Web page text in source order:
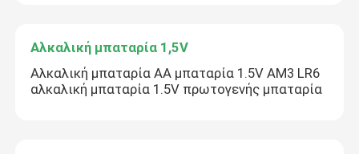
Αλκαλική μπαταρία 1,5V
Αλκαλική μπαταρία ΑΑ μπαταρία 1.5V AM3 LR6
αλκαλική μπαταρία 1.5V πρωτογενής μπαταρία